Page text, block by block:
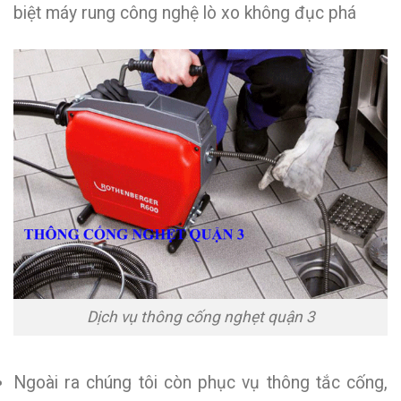
biệt máy rung công nghệ lò xo không đục phá
Dịch vụ thông cống nghẹt quận 3
Ngoài ra chúng tôi còn phục vụ thông tắc cống,